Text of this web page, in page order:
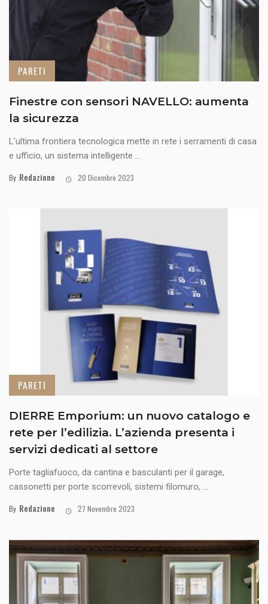
PARETI
Finestre con sensori NAVELLO: aumenta
la sicurezza
L’ultima frontiera tecnologica mette in rete i serramenti di casa
e ufficio, un sistema intelligente ...
By Redazione 20 Dicembre 2023
PARETI
DIERRE Emporium: un nuovo catalogo e
rete per l’edilizia. L’azienda presenta i
servizi dedicati al settore
Porte tagliafuoco, da cantina e basculanti per il garage,
cassonetti per porte scorrevoli, sistemi filomuro, ...
By Redazione 27 Novembre 2023